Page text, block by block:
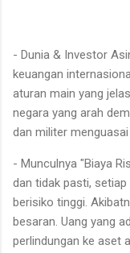
- Dunia & Investor
keuangan
aturan main yang
negara yang arah
dan militer menguasai
- Munculnya "Biaya
dan tidak pasti,
berisiko tinggi.
besaran. Uang yang
perlindungan ke aset